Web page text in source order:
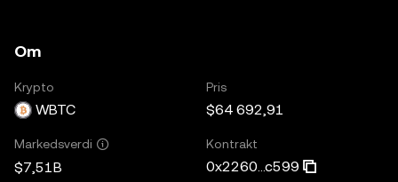
Om
Krypto
WBTC
Pris
$64 692,91
Markedsverdi
$7,51B
Kontrakt
0x2260...c599